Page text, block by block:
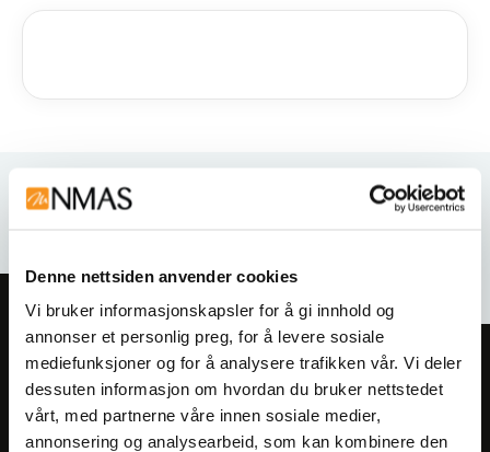
Denne nettsiden anvender cookies
Vi bruker informasjonskapsler for å gi innhold og
annonser et personlig preg, for å levere sosiale
mediefunksjoner og for å analysere trafikken vår. Vi deler
dessuten informasjon om hvordan du bruker nettstedet
vårt, med partnerne våre innen sosiale medier,
annonsering og analysearbeid, som kan kombinere den
Relaterte produkter
Meld deg på vårt nyhetsbrev!
Få informasjon om produkter,
arrangementer og kampanjer.